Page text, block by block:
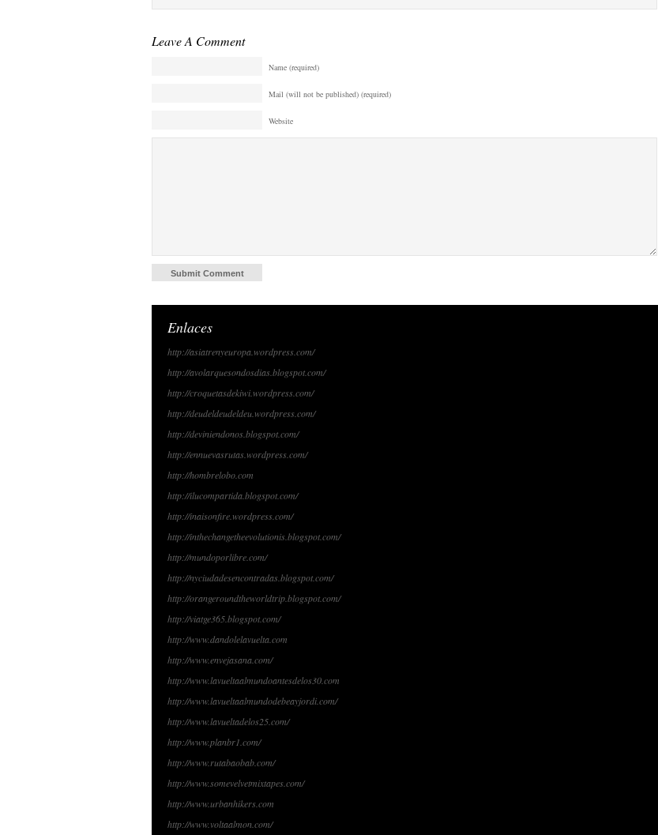
Leave A Comment
Name (required)
Mail (will not be published) (required)
Website
Enlaces
http://asiatrenyeuropa.wordpress.com/
http://avolarquesondosdias.blogspot.com/
http://croquetasdekiwi.wordpress.com/
http://deudeldeudeldeu.wordpress.com/
http://deviniendonos.blogspot.com/
http://ennuevasrutas.wordpress.com/
http://hombrelobo.com
http://ilucompartida.blogspot.com/
http://inaisonfire.wordpress.com/
http://inthechangetheevolutionis.blogspot.com/
http://mundoporlibre.com/
http://nyciudadesencontradas.blogspot.com/
http://orangeroundtheworldtrip.blogspot.com/
http://viatge365.blogspot.com/
http://www.dandolelavuelta.com
http://www.envejasana.com/
http://www.lavueltaalmundoantesdelos30.com
http://www.lavueltaalmundodebeayjordi.com/
http://www.lavueltadelos25.com/
http://www.planbr1.com/
http://www.rutabaobab.com/
http://www.somevelvetmixtapes.com/
http://www.urbanhikers.com
http://www.voltaalmon.com/